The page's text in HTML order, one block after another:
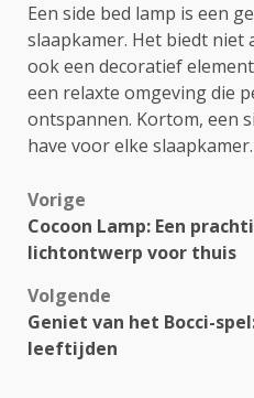
Een side bed lamp is een
slaapkamer. Het biedt niet
ook een decoratief
een relaxte omgeving die
ontspannen. Kortom, een
have voor elke slaapkamer.
Bericht
navigatie
Vorige
Cocoon Lamp: Een
lichtontwerp voor thuis
Volgende
Geniet van het Bocci-
leeftijden